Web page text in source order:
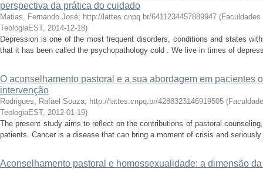
perspectiva da prática do cuidado
Matias, Fernando José; http://lattes.cnpq.br/6411234457889947 (
TeologiaEST, 2014-12-18)
Depression is one of the most frequent disorders, conditions and states
that it has been called the psychopathology cold . We live in times of
O aconselhamento pastoral e a sua abordagem em pacientes
intervenção
Rodrigues, Rafael Souza; http://lattes.cnpq.br/4288323146919505 (
TeologiaEST, 2012-01-19)
The present study aims to reflect on the contributions of pastoral
patients. Cancer is a disease that can bring a moment of crisis and
Aconselhamento pastoral e homossexualidade: a dimensão